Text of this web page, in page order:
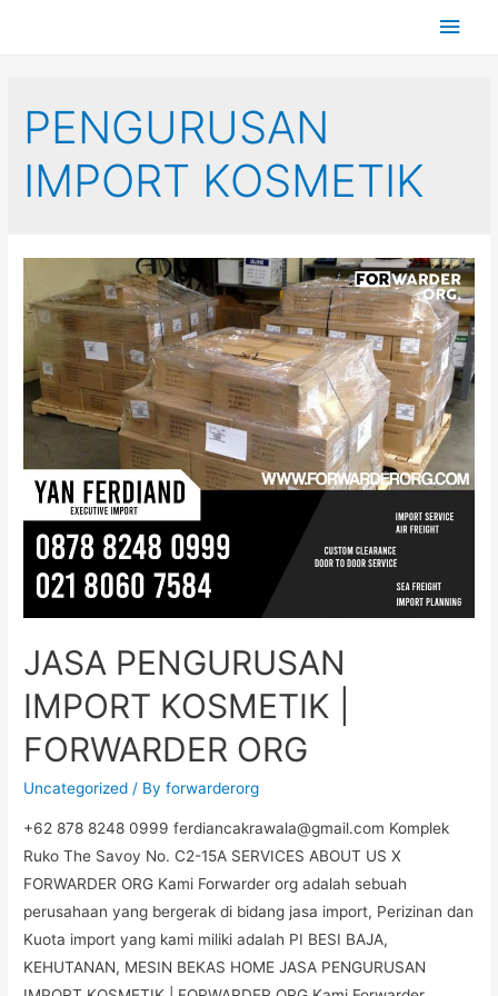
PENGURUSAN
IMPORT KOSMETIK
JASA PENGURUSAN
IMPORT KOSMETIK |
FORWARDER ORG
Uncategorized / Byforwarderorg
+62 878 8248 0999 ferdiancakrawala@gmail.com Komplek
Ruko The Savoy No. C2-15A SERVICES ABOUT US X
FORWARDER ORG Kami Forwarder org adalah sebuah
perusahaan yang bergerak di bidang jasa import, Perizinan dan
Kuota import yang kami miliki adalah PI BESI BAJA,
KEHUTANAN, MESIN BEKAS HOME JASA PENGURUSAN